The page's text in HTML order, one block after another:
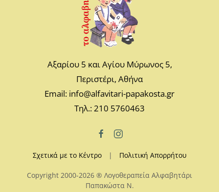
Αξαρίου 5 και Αγίου Μύρωνος 5,
Περιστέρι, Αθήνα
Email: info@alfavitari-papakosta.gr
Τηλ.: 210 5760463
Σχετικά με το Κέντρο| Πολιτική Απορρήτου
Copyright 2000-2026 ® Λογοθεραπεία Αλφαβητάρι
Παπακώστα N.